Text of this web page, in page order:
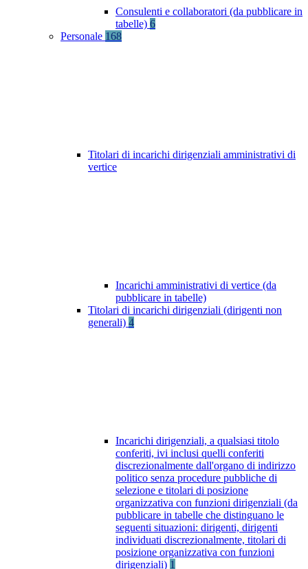
Consulenti e collaboratori (da pubblicare in
tabelle) 6
Personale 168
Titolari di incarichi dirigenziali amministrativi di
vertice
Incarichi amministrativi di vertice (da
pubblicare in tabelle)
Titolari di incarichi dirigenziali (dirigenti non
generali) 4
Incarichi dirigenziali, a qualsiasi titolo
conferiti, ivi inclusi quelli conferiti
discrezionalmente dall'organo di indirizzo
politico senza procedure pubbliche di
selezione e titolari di posizione
organizzativa con funzioni dirigenziali (da
pubblicare in tabelle che distinguano le
seguenti situazioni: dirigenti, dirigenti
individuati discrezionalmente, titolari di
posizione organizzativa con funzioni
dirigenziali) 1